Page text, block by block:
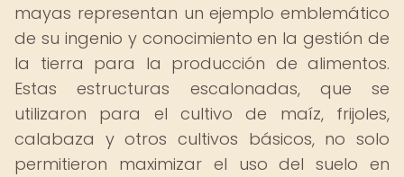
mayas representan un ejemplo emblemático
de su ingenio y conocimiento en la gestión de
la tierra para la producción de alimentos.
Estas estructuras escalonadas, que se
utilizaron para el cultivo de maíz, frijoles,
calabaza y otros cultivos básicos, no solo
permitieron maximizar el uso del suelo en